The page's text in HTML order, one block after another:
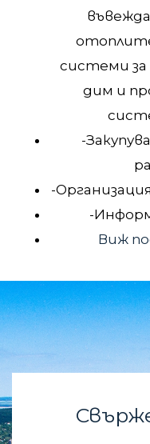
системи за
дим и
-
-
-
Виж